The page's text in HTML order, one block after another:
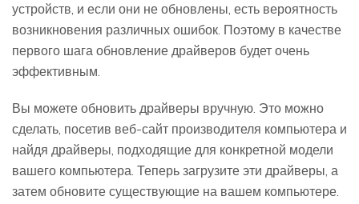
устройств, и если они не обновлены, есть вероятность
возникновения различных ошибок. Поэтому в качестве
первого шага обновление драйверов будет очень
эффективным.
Вы можете обновить драйверы вручную. Это можно
сделать, посетив веб-сайт производителя компьютера и
найдя драйверы, подходящие для конкретной модели
вашего компьютера. Теперь загрузите эти драйверы, а
затем обновите существующие на вашем компьютере.